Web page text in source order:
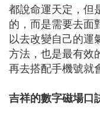
都說命運天定，但
的，而是需要去面
以去改變自己的運
方法，也是最有效
再去搭配手機號就
吉祥的數字磁場口